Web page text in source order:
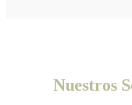
Nuestros